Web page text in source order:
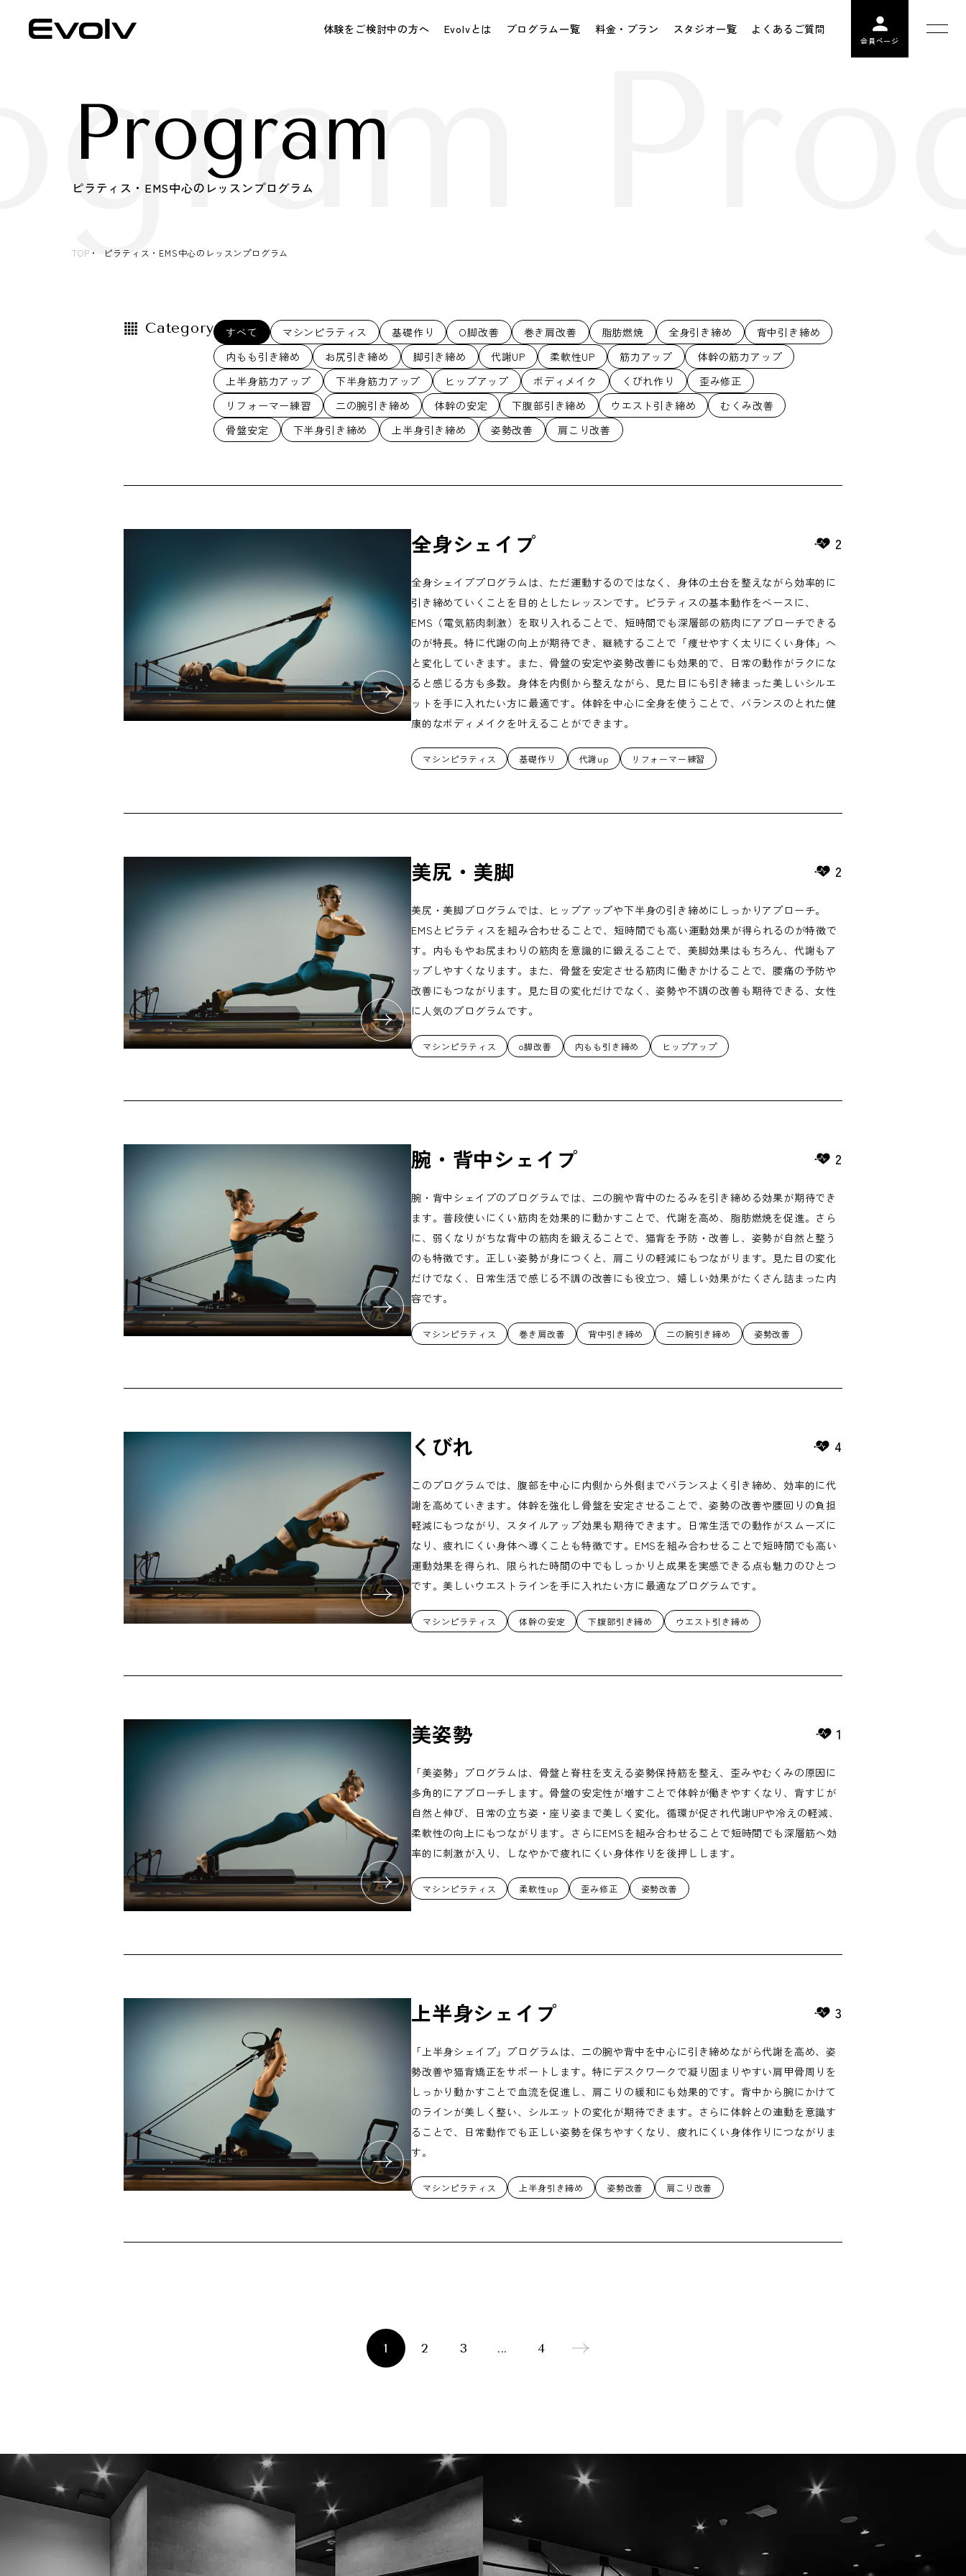
体験をご検討中の方へ Evolvとは プログラム一覧 料金・プラン スタジオ一覧 よくあるご質問
会員ページ
Program
ピラティス・EMS中心のレッスンプログラム
TOP ピラティス・EMS中心のレッスンプログラム
Category すべて マシンピラティス 基礎作り O脚改善 巻き肩改善 脂肪燃焼 全身引き締め
背中引き締め
内もも引き締め
お尻引き締め 脚引き締め 代謝UP 柔軟性UP 筋力アップ
体幹の筋力アップ
上半身筋力アップ
下半身筋力アップ ヒップアップ ボディメイク くびれ作り
歪み修正
リフォーマー練習
二の腕引き締め 体幹の安定 下腹部引き締め ウエスト引き締め
むくみ改善
骨盤安定
下半身引き締め 上半身引き締め 姿勢改善 肩こり改善
全身シェイプ 2
全身シェイププログラムは、ただ運動するのではなく、身体の土台を整えながら効率的に
引き締めていくことを目的としたレッスンです。ピラティスの基本動作をベースに、
EMS（電気筋肉刺激）を取り入れることで、短時間でも深層部の筋肉にアプローチできる
のが特長。特に代謝の向上が期待でき、継続することで「痩せやすく太りにくい身体」へ
と変化していきます。また、骨盤の安定や姿勢改善にも効果的で、日常の動作がラクにな
ると感じる方も多数。身体を内側から整えながら、見た目にも引き締まった美しいシルエ
ットを手に入れたい方に最適です。体幹を中心に全身を使うことで、バランスのとれた健
康的なボディメイクを叶えることができます。
マシンピラティス 基礎作り 代謝up リフォーマー練習
美尻・美脚 2
美尻・美脚プログラムでは、ヒップアップや下半身の引き締めにしっかりアプローチ。
EMSとピラティスを組み合わせることで、短時間でも高い運動効果が得られるのが特徴で
す。内ももやお尻まわりの筋肉を意識的に鍛えることで、美脚効果はもちろん、代謝もア
ップしやすくなります。また、骨盤を安定させる筋肉に働きかけることで、腰痛の予防や
改善にもつながります。見た目の変化だけでなく、姿勢や不調の改善も期待できる、女性
に人気のプログラムです。
マシンピラティス o脚改善 内もも引き締め ヒップアップ
腕・背中シェイプ 2
腕・背中シェイプのプログラムでは、二の腕や背中のたるみを引き締める効果が期待でき
ます。普段使いにくい筋肉を効果的に動かすことで、代謝を高め、脂肪燃焼を促進。さら
に、弱くなりがちな背中の筋肉を鍛えることで、猫背を予防・改善し、姿勢が自然と整う
のも特徴です。正しい姿勢が身につくと、肩こりの軽減にもつながります。見た目の変化
だけでなく、日常生活で感じる不調の改善にも役立つ、嬉しい効果がたくさん詰まった内
容です。
マシンピラティス 巻き肩改善 背中引き締め 二の腕引き締め 姿勢改善
くびれ 4
このプログラムでは、腹部を中心に内側から外側までバランスよく引き締め、効率的に代
謝を高めていきます。体幹を強化し骨盤を安定させることで、姿勢の改善や腰回りの負担
軽減にもつながり、スタイルアップ効果も期待できます。日常生活での動作がスムーズに
なり、疲れにくい身体へ導くことも特徴です。EMSを組み合わせることで短時間でも高い
運動効果を得られ、限られた時間の中でもしっかりと成果を実感できる点も魅力のひとつ
です。美しいウエストラインを手に入れたい方に最適なプログラムです。
マシンピラティス 体幹の安定 下腹部引き締め ウエスト引き締め
美姿勢 1
「美姿勢」プログラムは、骨盤と脊柱を支える姿勢保持筋を整え、歪みやむくみの原因に
多角的にアプローチします。骨盤の安定性が増すことで体幹が働きやすくなり、背すじが
自然と伸び、日常の立ち姿・座り姿まで美しく変化。循環が促され代謝UPや冷えの軽減、
柔軟性の向上にもつながります。さらにEMSを組み合わせることで短時間でも深層筋へ効
率的に刺激が入り、しなやかで疲れにくい身体作りを後押しします。
マシンピラティス 柔軟性up 歪み修正 姿勢改善
上半身シェイプ 3
「上半身シェイプ」プログラムは、二の腕や背中を中心に引き締めながら代謝を高め、姿
勢改善や猫背矯正をサポートします。特にデスクワークで凝り固まりやすい肩甲骨周りを
しっかり動かすことで血流を促進し、肩こりの緩和にも効果的です。背中から腕にかけて
のラインが美しく整い、シルエットの変化が期待できます。さらに体幹との連動を意識す
ることで、日常動作でも正しい姿勢を保ちやすくなり、疲れにくい身体作りにつながりま
す。
マシンピラティス 上半身引き締め 姿勢改善 肩こり改善
1 2 3 ... 4